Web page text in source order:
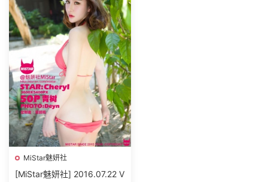
MiStar魅妍社
[MiStar魅妍社] 2016.07.22 V